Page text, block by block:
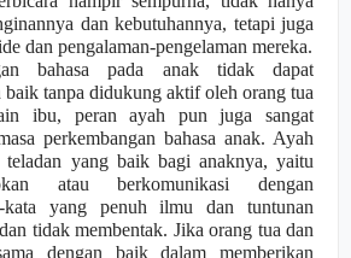
annya dan kebutuhannya, tetapi juga
dan pengalaman-pengelaman mereka.
bahasa pada anak tidak dapat
baik tanpa didukung aktif oleh orang tua
ibu, peran ayah pun juga sangat
perkembangan bahasa anak. Ayah
teladan yang baik bagi anaknya, yaitu
atau berkomunikasi dengan
kata yang penuh ilmu dan tuntunan
tidak membentak. Jika orang tua dan
dengan baik dalam memberikan